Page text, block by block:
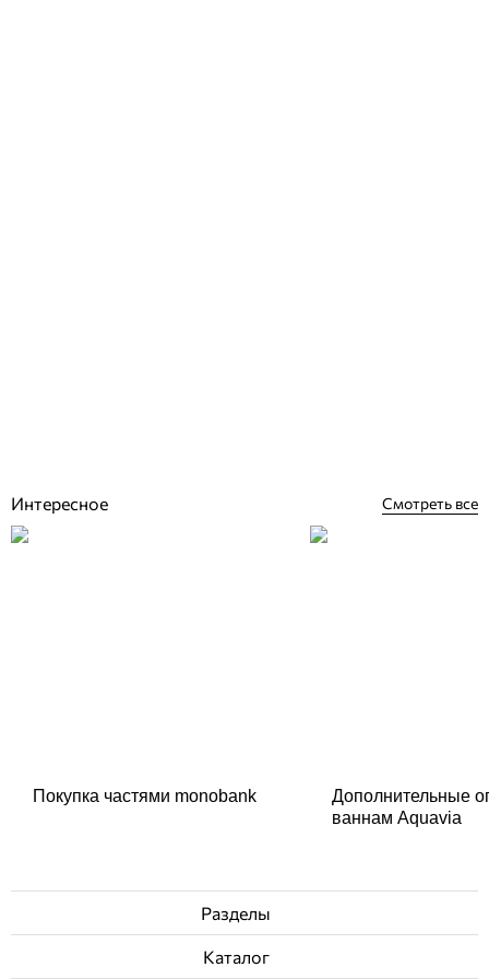
Интересное Смотреть все
Покупка частями monobank
Дополнительные
ваннам Aquavia
Разделы
Каталог